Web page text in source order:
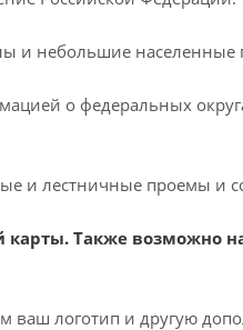
и небольшие
о федеральных
и лестничные проемы и
карты. Также возможно
ваш логотип и другую